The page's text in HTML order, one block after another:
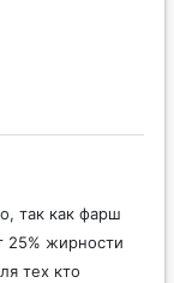
так как фарш
25% жирности
тех кто